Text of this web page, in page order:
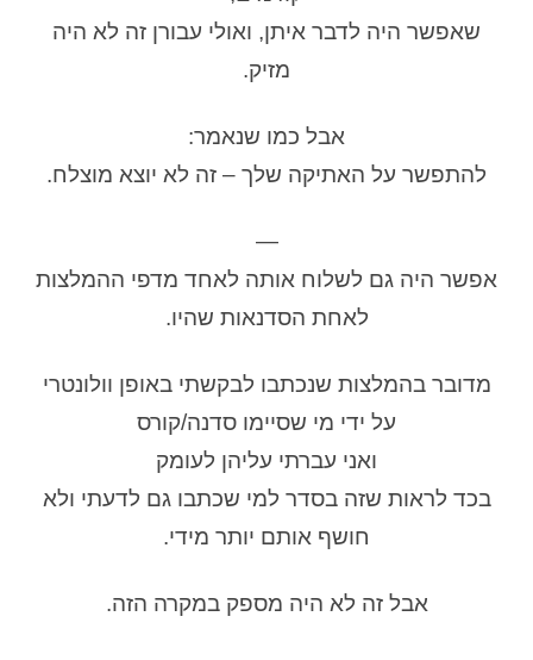
שאפשר היה לדבר איתן, ואולי עבורן זה לא היה
מזיק.
אבל כמו שנאמר:
להתפשר על האתיקה שלך – זה לא יוצא מוצלח.
—
אפשר היה גם לשלוח אותה לאחד מדפי ההמלצות
לאחת הסדנאות שהיו.
מדובר בהמלצות שנכתבו לבקשתי באופן וולונטרי
על ידי מי שסיימו סדנה/קורס
ואני עברתי עליהן לעומק
בכד לראות שזה בסדר למי שכתבו גם לדעתי ולא
חושף אותם יותר מידי.
אבל זה לא היה מספק במקרה הזה.